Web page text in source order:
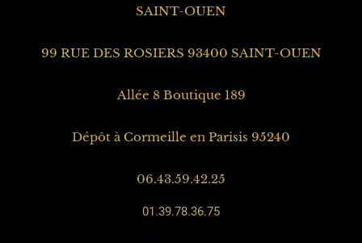
SAINT-OUEN
99 RUE DES ROSIERS 93400 SAINT-OUEN
Allée 8 Boutique 189
Dépôt à Cormeille en Parisis 95240
06.43.59.42.25
01.39.78.36.75